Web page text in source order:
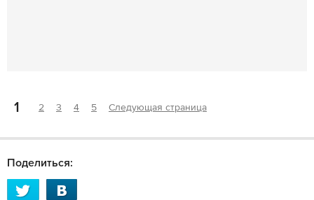
1 2 3 4 5 Следующая страница
Поделиться: